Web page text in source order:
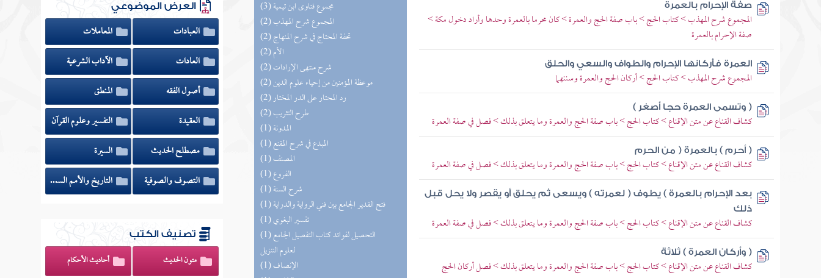
(3) مجموع فتاوى ابن تيمية
(2) المجموع شرح المهذب
(2) تحفة المحتاج في شرح المنهاج
(2) الأم
(2) شرح منتهى الإرادات
(2) موعظة المؤمنين من إحياء علوم الدين
(2) رد المحتار على الدر المختار
(2) طرح التثريب
(1) المدونة
(1) المبدع في شرح المقنع
(1) المصنف
(1) الفروع
(1) شرح السنة
(1) فتح القدير الجامع بين فني الرواية والدراية
(1) تفسير البغوي
(1) التحصيل لفوائد كتاب التفصيل الجامع
لعلوم التنزيل
(1) الإنصاف
صفة الإحرام بالعمرة
المجموع شرح المهذب > كتاب الحج > باب صفة الحج والعمرة > كان محرما بالعمرة وحدها وأراد دخول مكة >
صفة الإحرام بالعمرة
العمرة فأركانها الإحرام والطواف والسعي والحلق
المجموع شرح المهذب > كتاب الحج > أركان الحج والعمرة وسننهما
( وتسمى العمرة حجا أصغر )
كشاف القناع عن متن الإقناع > كتاب الحج > باب صفة الحج والعمرة وما يتعلق بذلك > فصل في صفة العمرة
( أحرم ) بالعمرة ( من الحرم
كشاف القناع عن متن الإقناع > كتاب الحج > باب صفة الحج والعمرة وما يتعلق بذلك > فصل في صفة العمرة
بعد الإحرام بالعمرة ) يطوف ( لعمرته ) ويسعى ثم يحلق أو يقصر ولا يحل قبل
ذلك
كشاف القناع عن متن الإقناع > كتاب الحج > باب صفة الحج والعمرة وما يتعلق بذلك > فصل في صفة العمرة
( وأركان العمرة ) ثلاثة
كشاف القناع عن متن الإقناع > كتاب الحج > باب صفة الحج والعمرة وما يتعلق بذلك > فصل أركان الحج
العرض الموضوعي
العبادات
المعاملات
العادات
الآداب الشرعية
أصول الفقه
المنطق
العقيدة
التفسير وعلوم القرآن
مصطلح الحديث
السيرة
التصوف والصوفية
التاريخ والأمم السابقة
تصنيف الكتب
متون الحديث أحاديث الأحكام